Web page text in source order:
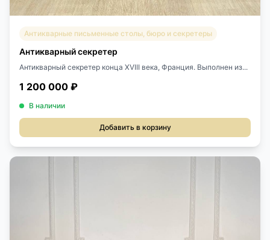
Антикварные письменные столы, бюро и секретеры
Антикварный секретер
Антикварный секретер конца XVIII века, Франция. Выполнен из...
1 200 000 ₽
В наличии
Добавить в корзину